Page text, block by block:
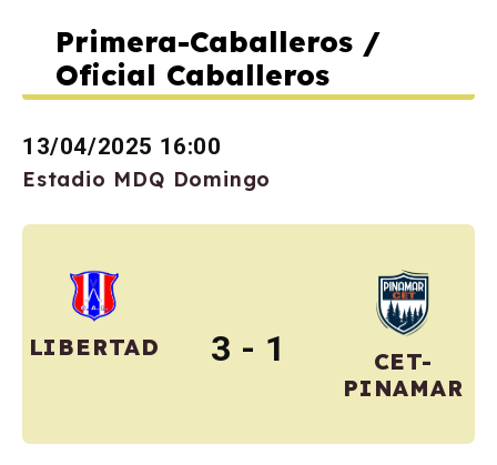
Primera-Caballeros /
Oficial Caballeros
13/04/2025 16:00
Estadio MDQ Domingo
LIBERTAD 3 - 1
CET-
PINAMAR